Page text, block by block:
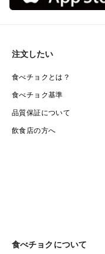
注文したい
食べチョクとは？
食べチョク基準
品質保証について
飲食店の方へ
食べチョクについて